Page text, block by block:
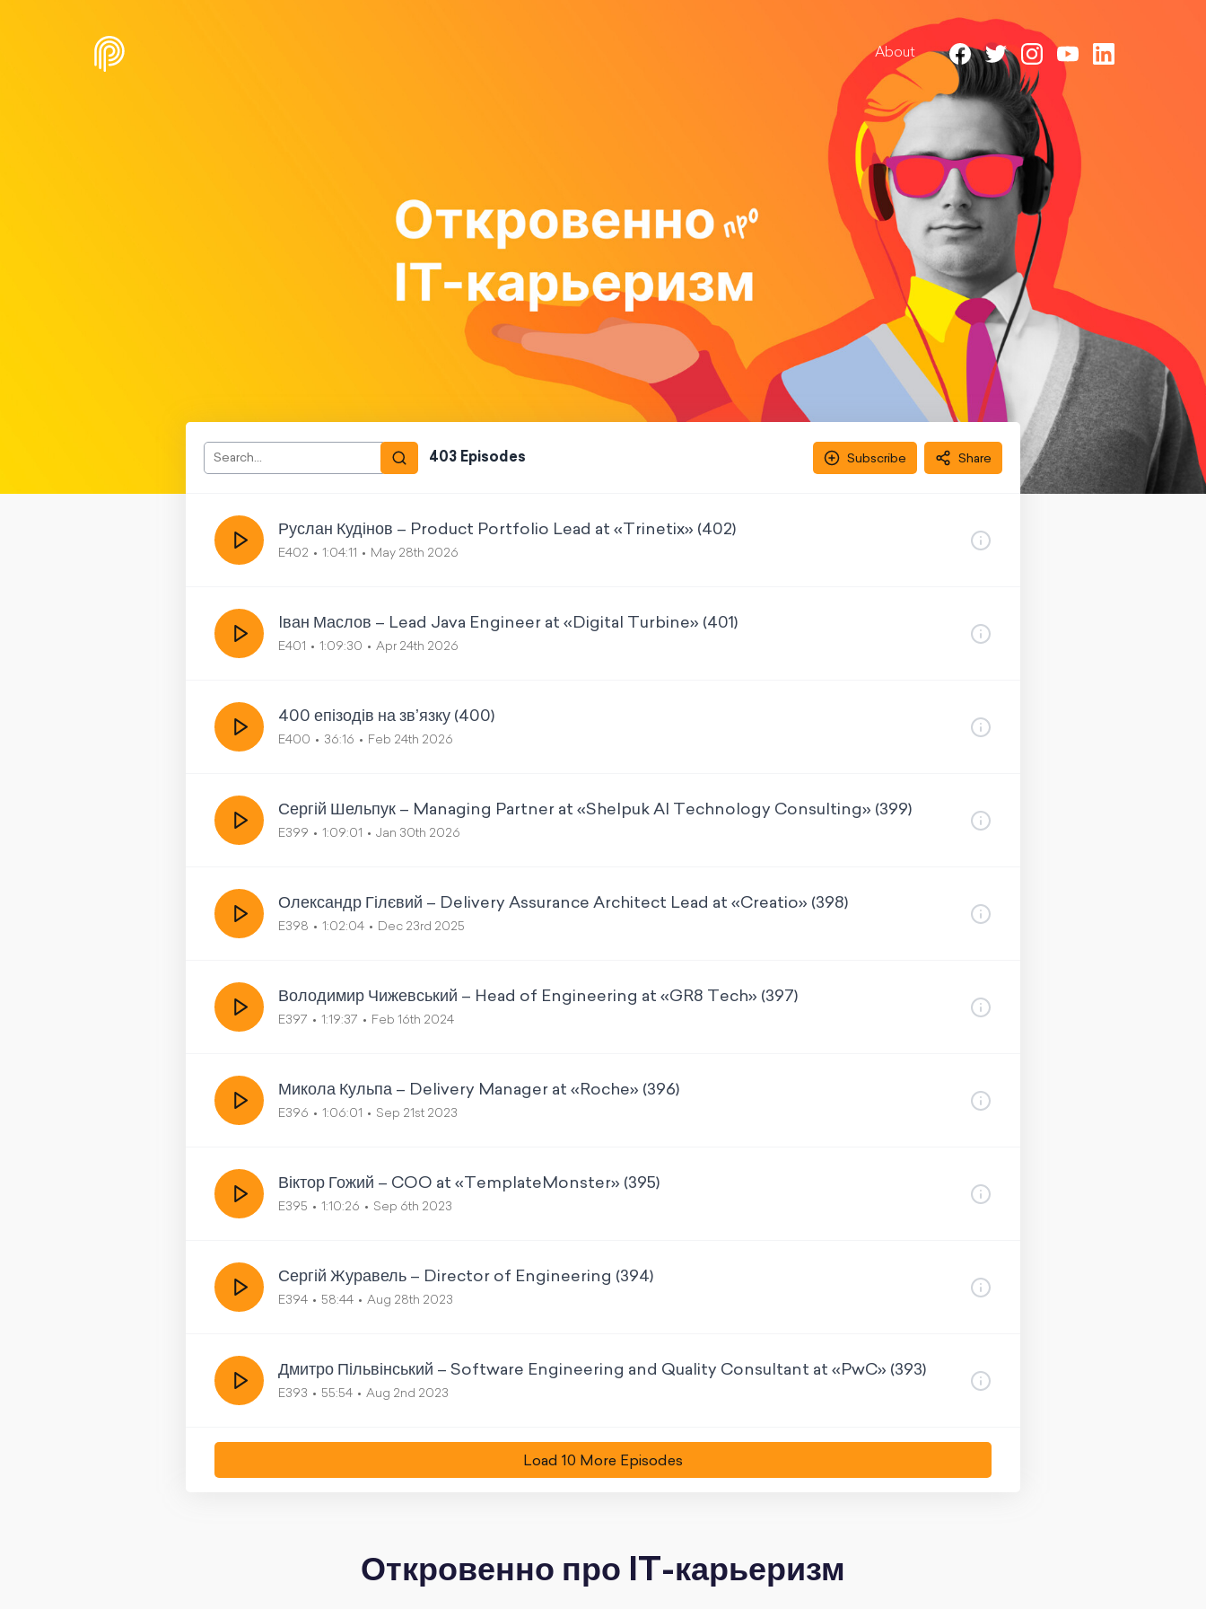
About
403 Episodes Subscribe Share
Руслан Кудінов – Product Portfolio Lead at «Trinetix» (402)
E402 1:04:11 May 28th 2026
Iван Маслов – Lead Java Engineer at «Digital Turbine» (401)
E401 1:09:30 Apr 24th 2026
400 епізодів на звʼязку (400)
E400 36:16 Feb 24th 2026
Сергій Шельпук – Managing Partner at «Shelpuk AI Technology Consulting» (399)
E399 1:09:01 Jan 30th 2026
Олександр Гілєвий – Delivery Assurance Architect Lead at «Creatio» (398)
E398 1:02:04 Dec 23rd 2025
Володимир Чижевський – Head of Engineering at «GR8 Tech» (397)
E397 1:19:37 Feb 16th 2024
Микола Кульпа – Delivery Manager at «Roche» (396)
E396 1:06:01 Sep 21st 2023
Віктор Гожий – COO at «TemplateMonster» (395)
E395 1:10:26 Sep 6th 2023
Сергій Журавель – Director of Engineering (394)
E394 58:44 Aug 28th 2023
Дмитро Пільвінський – Software Engineering and Quality Consultant at «PwC» (393)
E393 55:54 Aug 2nd 2023
Load 10 More Episodes
Откровенно про IT-карьеризм